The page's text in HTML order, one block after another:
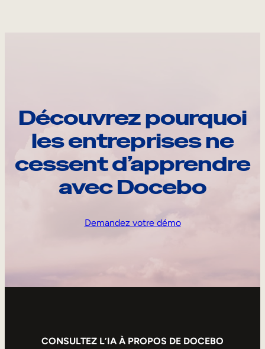
Découvrez pourquoi
les entreprises ne
cessent d’apprendre
avec Docebo
Demandez votre démo
CONSULTEZ L’IA À PROPOS DE DOCEBO